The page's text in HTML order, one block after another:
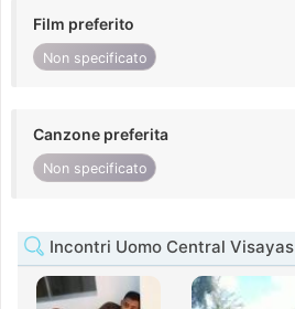
Film preferito
Non specificato
Canzone preferita
Non specificato
Incontri Uomo Central Visayas